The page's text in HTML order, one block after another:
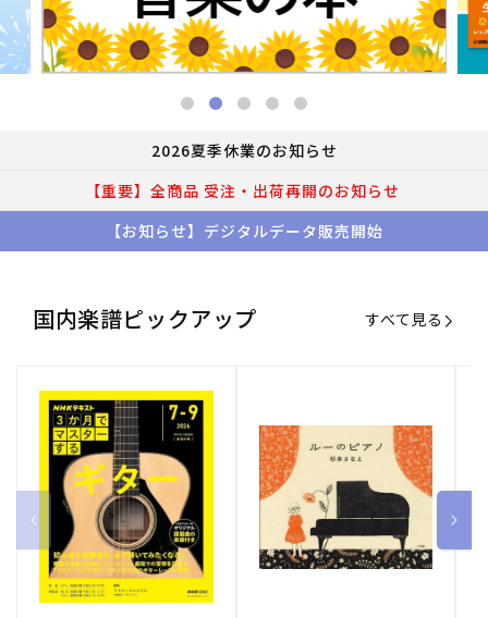
2026夏季休業のお知らせ
【重要】全商品 受注・出荷再開のお知らせ
【お知らせ】デジタルデータ販売開始
国内楽譜ピックアップ すべて見る